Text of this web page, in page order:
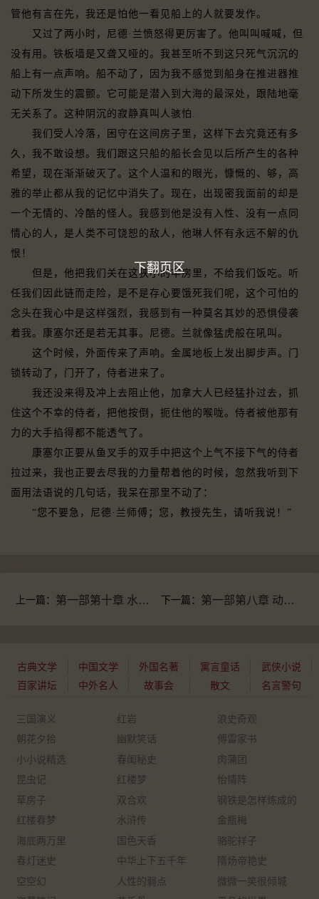
管他有言在先，我还是怕他一看见船上的人就要发作。
又过了两小时，尼德·兰愤怒得更厉害了。他叫叫喊喊，但
没有用。铁板墙是又聋又哑的。我甚至听不到这只死气沉沉的
船上有一点声响。船不动了，因为我不感觉到船身在推进器推
动下所发生的震颤。它可能是潜入到大海的最深处，跟陆地毫
无关系了。这种阴沉的寂静真叫人骇怕.
我们受人冷落，困守在这间房子里，这样下去究竟还有多
久，我不敢设想。我们跟这只船的船长会见以后所产生的各种
希望，现在渐渐破灭了。这个人温和的眼光，慷慨的、够，高
雅的举止都从我的记忆中消失了。现在，出现密我面前的却是
一个无情的、冷酷的怪人。我感到他是没有入性、没有一点同
情心的人，是人类不可饶恕的敌人，他琳人怀有永远不解的仇
恨！
但是，他把我们关在这狭小的牢房里，不给我们饭吃。听
任我们因此链而走险，是不是存心要饿死我们呢，这个可怕的
念头在我心中是这样强烈，我感到有一种莫名其妙的恐惧侵袭
着我。康塞尔还是若无其事。尼德。兰就像猛虎般在吼叫。
这个时候，外面传来了声响。金属地板上发出脚步声。门
锁转动了，门开了，侍者进来了。
我还没来得及冲上去阻止他，加拿大人已经猛扑过去，抓
住这个不幸的侍者，把他按倒，扼住他的喉咙。侍者被他那有
力的大手掐得都不能透气了。
康塞尔正要从鱼叉手的双手中把这个上气不接下气的侍者
拉过来，我也正要去尽我的力量帮着他的时候，忽然我听到下
面用法语说的几句话，我呆在那里不动了：
“您不要急，尼德·兰师傅；您，教授先生，请听我说！”
上一篇： 第一部第十章 水中人 下一篇： 第一部第八章 动中之动
古典文学 中国文学 外国名著 寓言童话
武侠小说
百家讲坛
中外名人 故事会 散文 名言警句
三国演义 红岩
浪史奇观
朝花夕拾
幽默笑话
傅雷家书
小小说精选
春闺秘史
肉蒲团
昆虫记
红楼梦
怡情阵
草房子
双合欢
钢铁是怎样炼成的
红楼春梦
水浒传
金瓶梅
海底两万里
国色天香
骆驼祥子
春灯迷史
中华上下五千年
隋炀帝艳史
空空幻
人性的弱点
微微一笑很倾城
下翻页区